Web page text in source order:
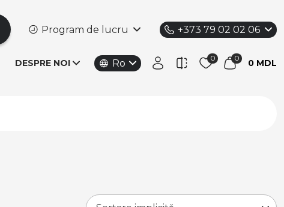
Program de lucru +373 79 02 02 06
DESPRE NOI Ro 0 MDL